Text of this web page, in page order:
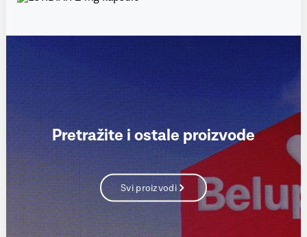
Pretražite i ostale proizvode
Svi proizvodi